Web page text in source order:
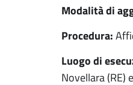
Modalità di
Procedura:
Luogo di
Novellara (RE)